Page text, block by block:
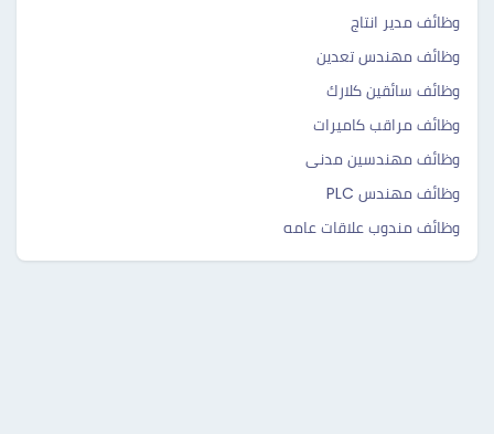
وظائف مدير انتاج
وظائف مهندس تعدين
وظائف سائقين كلارك
وظائف مراقب كاميرات
وظائف مهندسين مدنى
وظائف مهندس PLC
وظائف مندوب علاقات عامه